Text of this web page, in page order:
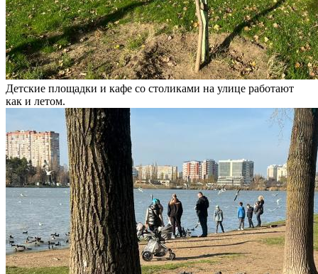
Детские площадки и кафе со столиками на улице работают
как и летом.